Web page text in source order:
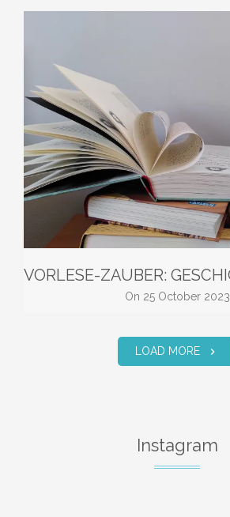
on 25 October 2023
LOAD MORE
Instagram